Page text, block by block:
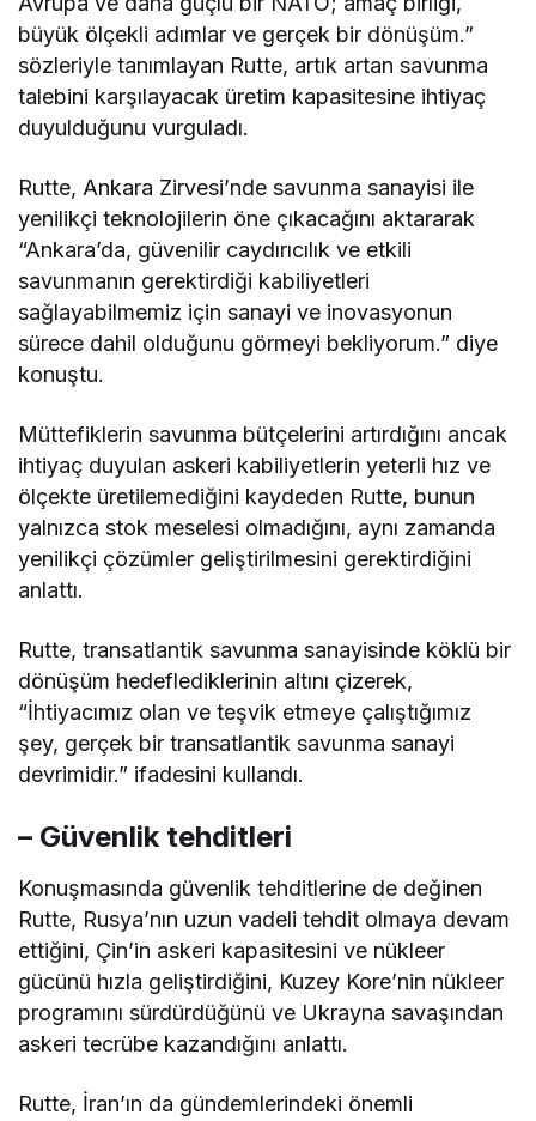
büyük ölçekli adımlar ve gerçek bir dönüşüm.”
sözleriyle tanımlayan Rutte, artık artan savunma
talebini karşılayacak üretim kapasitesine ihtiyaç
duyulduğunu vurguladı.
Rutte, Ankara Zirvesi’nde savunma sanayisi ile
yenilikçi teknolojilerin öne çıkacağını aktararak
“Ankara’da, güvenilir caydırıcılık ve etkili
savunmanın gerektirdiği kabiliyetleri
sağlayabilmemiz için sanayi ve inovasyonun
sürece dahil olduğunu görmeyi bekliyorum.” diye
konuştu.
Müttefiklerin savunma bütçelerini artırdığını ancak
ihtiyaç duyulan askeri kabiliyetlerin yeterli hız ve
ölçekte üretilemediğini kaydeden Rutte, bunun
yalnızca stok meselesi olmadığını, aynı zamanda
yenilikçi çözümler geliştirilmesini gerektirdiğini
anlattı.
Rutte, transatlantik savunma sanayisinde köklü bir
dönüşüm hedeflediklerinin altını çizerek,
“İhtiyacımız olan ve teşvik etmeye çalıştığımız
şey, gerçek bir transatlantik savunma sanayi
devrimidir.” ifadesini kullandı.
– Güvenlik tehditleri
Konuşmasında güvenlik tehditlerine de değinen
Rutte, Rusya’nın uzun vadeli tehdit olmaya devam
ettiğini, Çin’in askeri kapasitesini ve nükleer
gücünü hızla geliştirdiğini, Kuzey Kore’nin nükleer
programını sürdürdüğünü ve Ukrayna savaşından
askeri tecrübe kazandığını anlattı.
Rutte, İran’ın da gündemlerindeki önemli